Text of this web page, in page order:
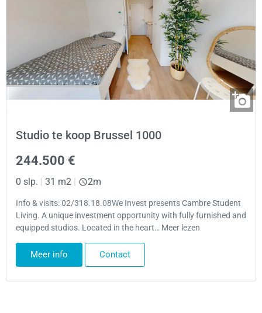
Studio te koop Brussel 1000
244.500 €
0 slp. | 31 m2 | 2m
Info & visits: 02/318.18.08We Invest presents Cambre Student
Living. A unique investment opportunity with fully furnished and
equipped studios. Located in the heart… Meer lezen
Meer info Contact